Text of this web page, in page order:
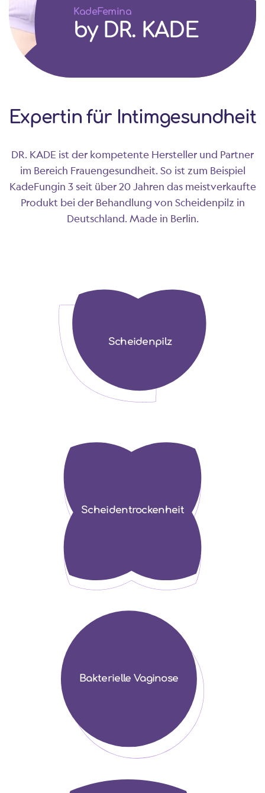
KadeFemina
by DR. KADE
Expertin für Intimgesundheit
DR. KADE ist der kompetente Hersteller und Partner
im Bereich Frauengesundheit. So ist zum Beispiel
KadeFungin 3 seit über 20 Jahren das meistverkaufte
Produkt bei der Behandlung von Scheidenpilz in
Deutschland. Made in Berlin.
Scheidenpilz
Scheiden­trockenheit
Bakterielle Vaginose